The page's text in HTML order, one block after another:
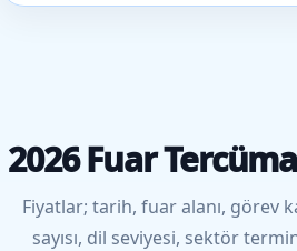
2026 Fuar
Fiyatlar; tarih, fuar alanı, görev
sayısı, dil seviyesi, sektör